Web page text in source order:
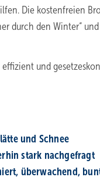
Die kostenfreien
durch den Winter“
und
und Schnee
stark nachgefragt
über­wa­chend,